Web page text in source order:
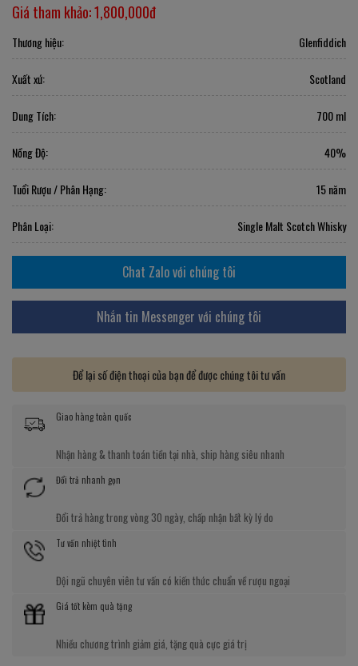
Giá tham khảo:1,800,000đ
Thương hiệu: Glenfiddich
Xuất xứ: Scotland
Dung Tích: 700 ml
Nồng Độ: 40%
Tuổi Rượu / Phân Hạng: 15 năm
Phân Loại: Single Malt Scotch Whisky
Chat Zalo với chúng tôi
Nhắn tin Messenger với chúng tôi
Để lại số điện thoại của bạn để được chúng tôi tư vấn
Giao hàng toàn quốc
Nhận hàng & thanh toán tiền tại nhà, ship hàng siêu nhanh
Đổi trả nhanh gọn
Đổi trả hàng trong vòng 30 ngày, chấp nhận bất kỳ lý do
Tư vấn nhiệt tình
Đội ngũ chuyên viên tư vấn có kiến thức chuẩn về rượu ngoại
Giá tốt kèm quà tặng
Nhiều chương trình giảm giá, tặng quà cực giá trị